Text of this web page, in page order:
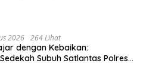
2026 264 Lihat
dengan Kebaikan:
Subuh Satlantas Polres